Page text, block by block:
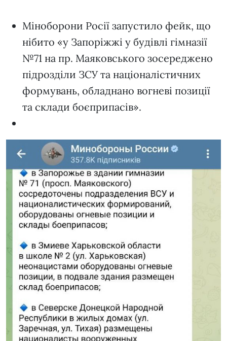
Міноборони Росії запустило фейк, що
нібито «у Запоріжжі у будівлі гімназії
№71 на пр. Маяковського зосереджено
підрозділи ЗСУ та націоналістичних
формувань, обладнано вогневі позиції
та склади боєприпасів».